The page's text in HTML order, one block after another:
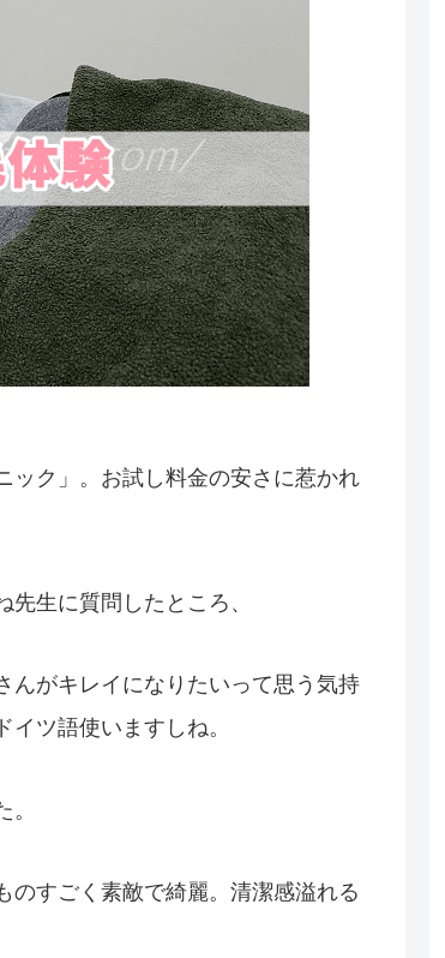
ック」。お試し料金の安さに惹かれ
生に質問したところ、
んがキレイになりたいって思う気持
ツ語使いますしね。
のすごく素敵で綺麗。清潔感溢れる